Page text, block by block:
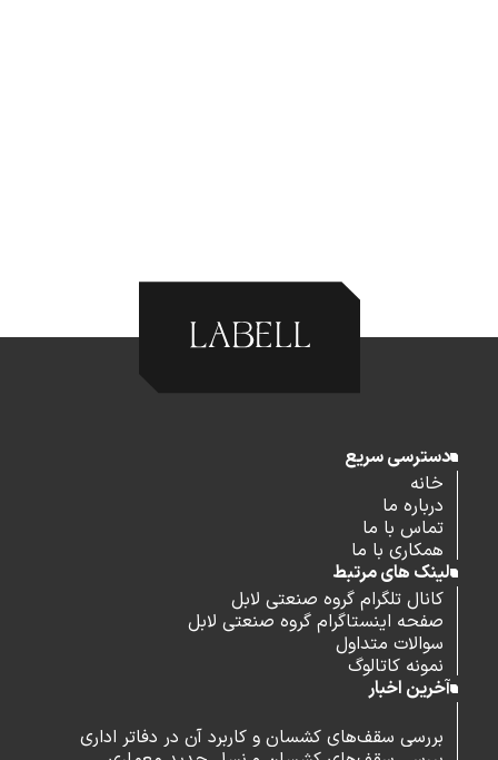
دسترسی سریع
خانه
درباره ما
تماس با ما
همکاری با ما
لینک های مرتبط
کانال تلگرام گروه صنعتی لابل
صفحه اینستاگرام گروه صنعتی لابل
سوالات متداول
نمونه کاتالوگ
آخرین اخبار
بررسی سقف‌های کشسان و کاربرد آن در دفاتر اداری